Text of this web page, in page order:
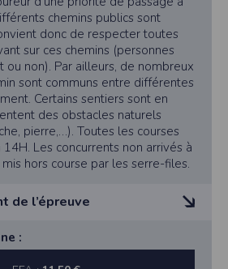
le STRICT respect du code de la
ne sont pas prioritaires sur les
si un bénévole de l'événement
d’une priorité de passage à
chemins publics sont
donc de respecter toutes
sur ces chemins (personnes
ou non). Par ailleurs, de nombreux
sont communs entre différentes
Certains sentiers sont en
des obstacles naturels
terminées à 14H. Les
files.
chemins publics sont
donc de respecter toutes
sur ces chemins (personnes
ou non). Par ailleurs, de nombreux
sont communs entre différentes
Certains sentiers sont en
des obstacles naturels
pierre,…). Toutes les courses
Les concurrents non arrivés à
hors course par les serre-files.
de l’épreuve
dans le cadre de l’organisation
: